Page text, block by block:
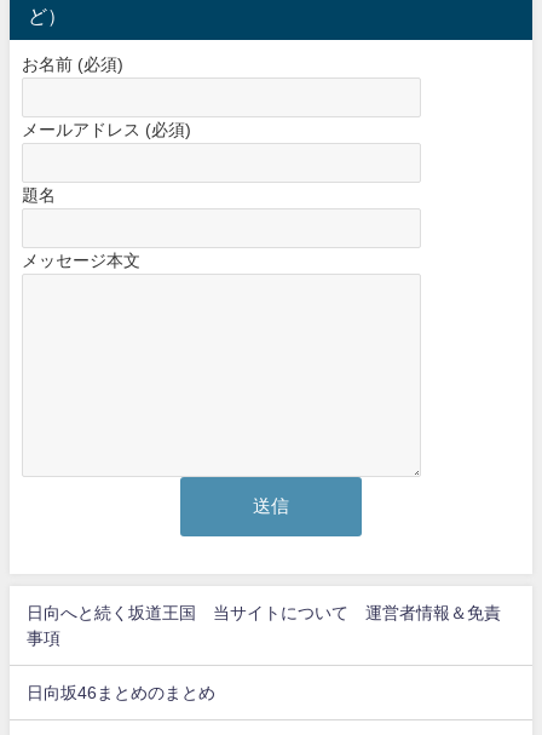
ど）
お名前 (必須)
メールアドレス (必須)
題名
メッセージ本文
日向へと続く坂道王国 当サイトについて 運営者情報＆免責
事項
日向坂46まとめのまとめ